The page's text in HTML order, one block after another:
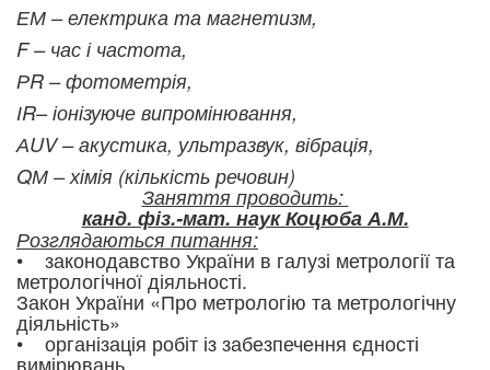
ЕМ – електрика та магнетизм,
F – час і частота,
РR – фотометрія,
ІR– іонізуюче випромінювання,
АUV – акустика, ультразвук, вібрація,
QМ – хімія (кількість речовин)
Заняття проводить:
канд. фіз.-мат. наук Коцюба А.М.
Розглядаються питання:
• законодавство України в галузі метрології та
метрологічної діяльності.
Закон України «Про метрологію та метрологічну
діяльність»
• організація робіт із забезпечення єдності
вимірювань